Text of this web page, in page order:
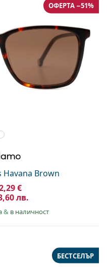
Havana Brown
ОФЕРТА −51%
€
лв.
& в наличност
БЕСТСЕЛЪР